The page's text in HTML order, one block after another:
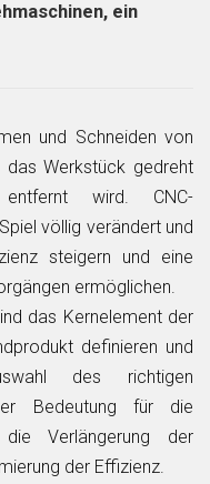
ein
und Schneiden von
das Werkstück gedreht
wird. CNC-
völlig verändert und
steigern und eine
ermöglichen.
das Kernelement der
definieren und
des richtigen
Bedeutung für die
die Verlängerung der
der Effizienz.